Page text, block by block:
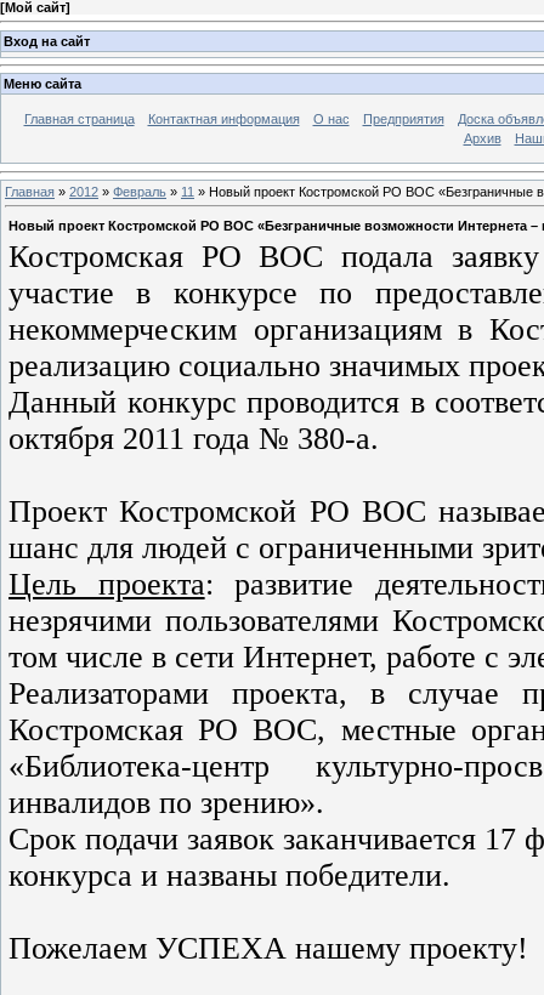
[Мой сайт]
Вход на сайт
Меню сайта
Главная страница Контактная информация О нас Предприятия
Доска
Архив
Главная » 2012 » Февраль » 11 » Новый проект Костромской РО ВОС «Безграничные
Новый проект Костромской РО ВОС «Безграничные возможности Интернета
Костромская РО ВОС подала
участие в конкурсе по
некоммерческим организациям в
реализацию социально значимых
Данный конкурс проводится в
октября 2011 года № 380-а.
Проект Костромской РО ВОС
шанс для людей с ограниченными
Цель проекта: развитие
незрячими пользователями
том числе в сети Интернет, работе с
Реализаторами проекта, в случае
Костромская РО ВОС, местные
«Библиотека-центр культурно-
инвалидов по зрению».
Срок подачи заявок заканчивается 17
конкурса и названы победители.
Пожелаем УСПЕХА нашему проекту!